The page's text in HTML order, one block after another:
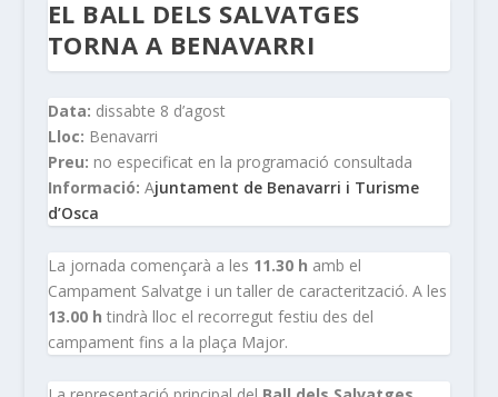
EL BALL DELS SALVATGES
TORNA A BENAVARRI
Data: dissabte 8 d’agost
Lloc: Benavarri
Preu: no especificat en la programació consultada
Informació: Ajuntament de Benavarri i Turisme
d’Osca
La jornada començarà a les 11.30 h amb el
Campament Salvatge i un taller de caracterització. A les
13.00 h tindrà lloc el recorregut festiu des del
campament fins a la plaça Major.